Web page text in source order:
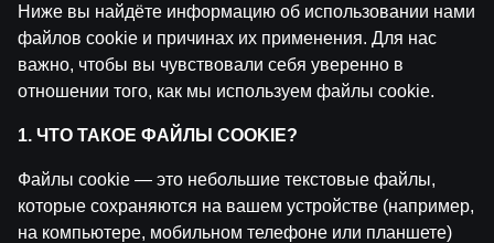
WRC Igaunijas Rallija otrā diena | Intervijas
byDāvis 23 июл. 2026 г.
WRC Igaunijas Rallija pirmā diena | Intervijas
byDāvis 23 июл. 2026 г.
Ģenerālis ar Jurģi Kalnu | Pasaules Kauss 2026 Play-
byDāvis
Ниже вы найдёте информацию об использовании нами
файлов cookie и причинах их применения. Для нас
важно, чтобы вы чувствовали себя уверенно в
отношении того, как мы используем файлы cookie.
1. ЧТО ТАКОЕ ФАЙЛЫ COOKIE?
Файлы cookie — это небольшие текстовые файлы,
которые сохраняются на вашем устройстве (например,
на компьютере, мобильном телефоне или планшете)